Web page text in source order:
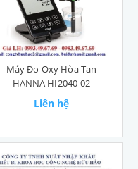
Máy Đo Oxy Hòa Tan
HANNA HI2040-02
Liên hệ